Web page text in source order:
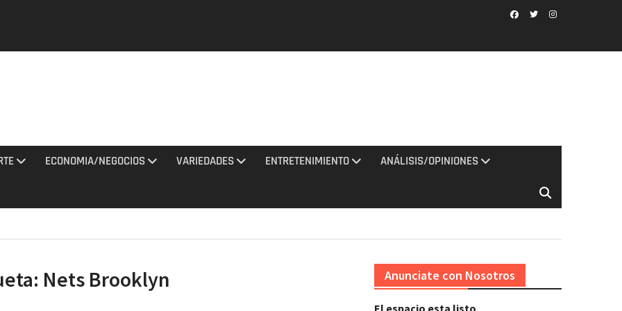
con
al
2026
noche
ECONOMIA/NEGOCIOS VARIEDADES ENTRETENIMIENTO ANÁLISIS/OPINIONES
Nets Brooklyn Anunciate con Nosotros
El espacio esta listo